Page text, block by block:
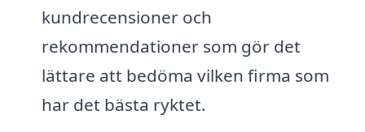
kundrecensioner och
rekommendationer som gör det
lättare att bedöma vilken firma som
har det bästa ryktet.